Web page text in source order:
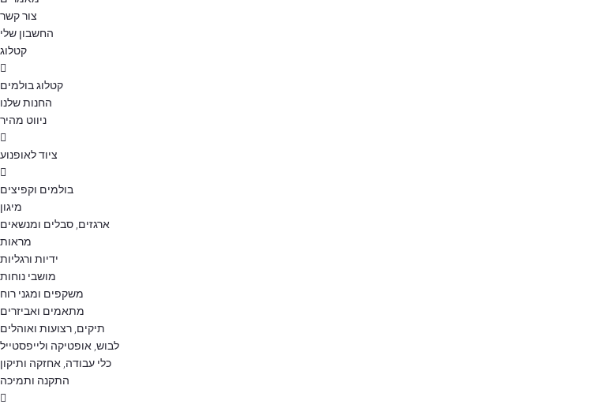
צור קשר
החשבון שלי
קטלוג
קטלוג בולמים
החנות שלנו
ניווט מהיר
ציוד לאופנוע
בולמים וקפיצים
מיגון
ארגזים, סבלים ומנשאים
מראות
ידיות ורגליות
מושבי נוחות
משקפים ומגני רוח
מתאמים ואביזרים
תיקים, רצועות ואוהלים
לבוש, אופטיקה ולייפסטייל
כלי עבודה, אחזקה ותיקון
התקנה ותמיכה